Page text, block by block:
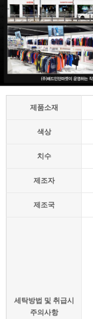
제품소재
색상
치수
제조자
제조국
세탁방법 및 취급시
주의사항